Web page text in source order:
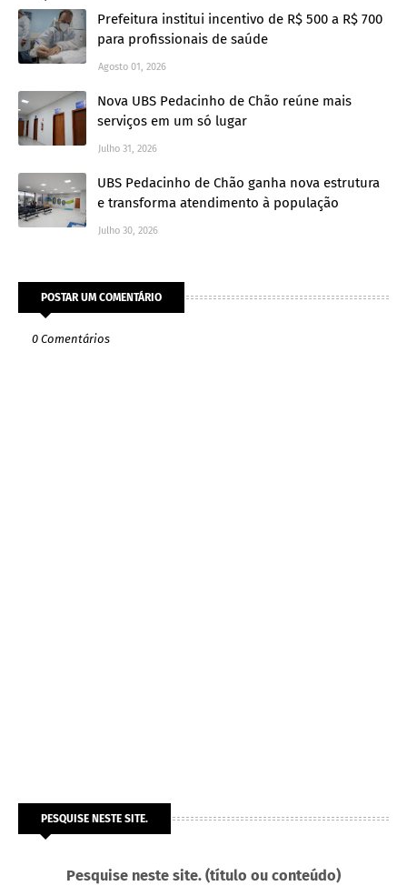
Prefeitura institui incentivo de R$ 500 a R$ 700
para profissionais de saúde
Agosto 01, 2026
Nova UBS Pedacinho de Chão reúne mais
serviços em um só lugar
Julho 31, 2026
UBS Pedacinho de Chão ganha nova estrutura
e transforma atendimento à população
Julho 30, 2026
POSTAR UM COMENTÁRIO
0 Comentários
PESQUISE NESTE SITE.
Pesquise neste site. (título ou conteúdo)